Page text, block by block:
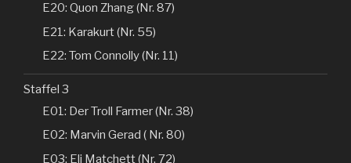
E20: Quon Zhang (Nr. 87)
E21: Karakurt (Nr. 55)
E22: Tom Connolly (Nr. 11)
Staffel 3
E01: Der Troll Farmer (Nr. 38)
E02: Marvin Gerad ( Nr. 80)
E03: Eli Matchett (Nr. 72)